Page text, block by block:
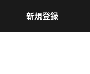
新規登録